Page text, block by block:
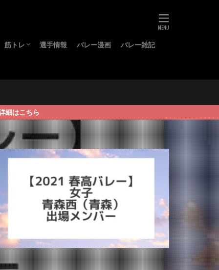
筋トレ 選手情報 バレー漫画
バレー雑記